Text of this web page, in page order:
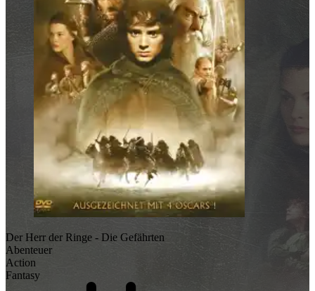
Der Herr der Ringe - Die Gefährten
Abenteuer
Action
Fantasy